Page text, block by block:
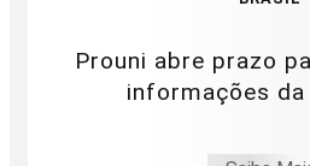
Prouni abre prazo
informações